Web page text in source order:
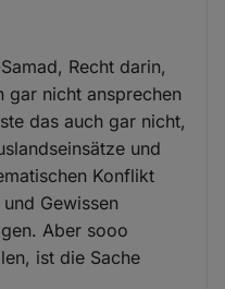
Recht darin,
gar nicht ansprechen
das auch gar nicht,
und
Konflikt
Gewissen
Aber sooo
ist die Sache